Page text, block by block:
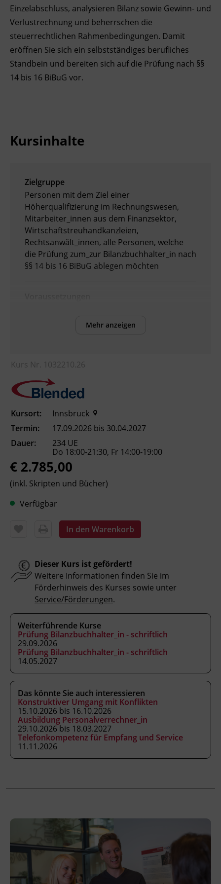
Ingenieurzertifizierung
Deutsch und Integration
Digitales Lernen
BFI Reutte
Einzelabschluss, analysieren Bilanz sowie Gewinn- und
Verlustrechnung und beherrschen die
steuerrechtlichen Rahmenbedingungen. Damit
eröffnen Sie sich ein selbstständiges berufliches
Standbein und bereiten sich auf die Prüfung nach §§
14 bis 16 BiBuG vor.
Kursinhalte
Zielgruppe
Personen mit dem Ziel einer
Höherqualifizierung im Rechnungswesen,
Mitarbeiter_innen aus dem Finanzsektor,
Wirtschaftstreuhandkanzleien,
Rechtsanwält_innen, alle Personen, welche
die Prüfung zum_zur Bilanzbuchhalter_in nach
§§ 14 bis 16 BiBuG ablegen möchten
folgenden Vorbildungen: Buchhalter_innen-
vergleichbare Ausbildung
Bitte senden Sie die erforderlichen
Dokumente per E-Mail an
tirol.at
um Ihre Vormerkung abzuschließen.
Sobald wir Ihre Dokumente erhalten und
geprüft haben, senden wir Ihnen gerne die
Anmeldebestätigung zu. Vielen Dank!
Inhalte
Nach Abschluss des Lehrgangs können die
Teilnehmenden:
Einzelabschluss ohne Konsolidierung
erstellen.
alle Jahresabschlussbuchungen
durchführen.
Verlustrechnung analysieren und
auswerten.
die unternehmensrechtlichen und
steuerrechtlichen Rahmenbedingungen
die Umsatzsteuer einschließlich ihrer
Spezialthemen beurteilen.
Fragen aus Einkommensteuer,
Körperschaftsteuer und weiteren
Steuern fundiert beantworten.
die Grundzüge von Gesellschaftsrecht,
Unternehmensgesetzbuch und
unterscheiden und beurteilen.
Kursformat
Blended Learning
Mehr anzeigen
Kurs Nr. 1032210.26
Kursort:
Innsbruck
Termin:
17.09.2026 bis 30.04.2027
Dauer:
234 UE
Do 18:00-21:30, Fr 14:00-19:00
€ 2.785,00
(inkl. Skripten und Bücher)
Verfügbar
In den Warenkorb
Dieser Kurs ist gefördert!
Weitere Informationen finden Sie im
Förderhinweis des Kurses sowie unter
Service/Förderungen.
Weiterführende Kurse
Prüfung Bilanzbuchhalter_in - schriftlich
29.09.2026
Prüfung Bilanzbuchhalter_in - schriftlich
14.05.2027
Das könnte Sie auch interessieren
Konstruktiver Umgang mit Konflikten
15.10.2026 bis 16.10.2026
Ausbildung Personalverrechner_in
29.10.2026 bis 18.03.2027
Telefonkompetenz für Empfang und Service
11.11.2026